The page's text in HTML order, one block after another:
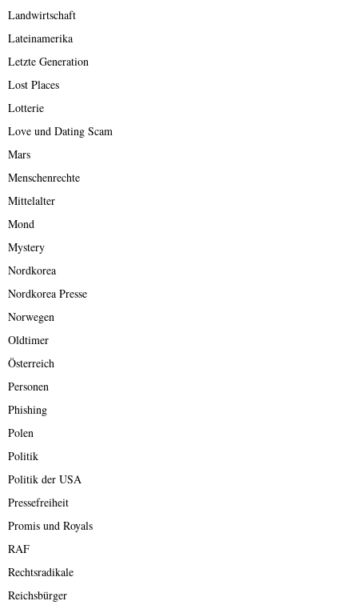
Landwirtschaft
Lateinamerika
Letzte Generation
Lost Places
Lotterie
Love und Dating Scam
Mars
Menschenrechte
Mittelalter
Mond
Mystery
Nordkorea
Nordkorea Presse
Norwegen
Oldtimer
Österreich
Personen
Phishing
Polen
Politik
Politik der USA
Pressefreiheit
Promis und Royals
RAF
Rechtsradikale
Reichsbürger